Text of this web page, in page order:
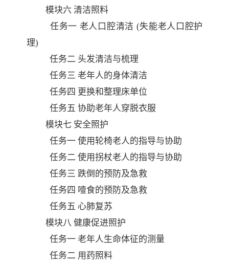
模块六 清洁照料
任务一 老人口腔清洁 (失能老人口腔护
理)
任务二 头发清洁与梳理
任务三 老年人的身体清洁
任务四 更换和整理床单位
任务五 协助老年人穿脱衣服
模块七 安全照护
任务一 使用轮椅老人的指导与协助
任务二 使用拐杖老人的指导与协助
任务三 跌倒的预防及急救
任务四 噎食的预防及急救
任务五 心肺复苏
模块八 健康促进照护
任务一 老年人生命体征的测量
任务二 用药照料